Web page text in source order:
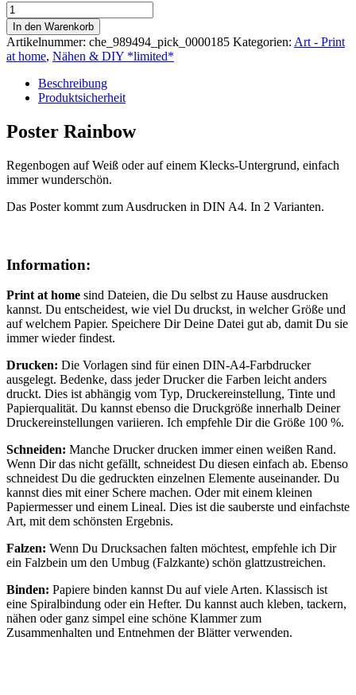
Print
at
home
|
Poster
Rainbow
Menge
In den Warenkorb
Artikelnummer: che_989494_pick_0000185 Kategorien: Art - Print
at home, Nähen & DIY *limited*
Beschreibung
Produktsicherheit
Poster Rainbow
Regenbogen auf Weiß oder auf einem Klecks-Untergrund, einfach
immer wunderschön.
Das Poster kommt zum Ausdrucken in DIN A4. In 2 Varianten.
Information:
Print at home sind Dateien, die Du selbst zu Hause ausdrucken
kannst. Du entscheidest, wie viel Du druckst, in welcher Größe und
auf welchem Papier. Speichere Dir Deine Datei gut ab, damit Du sie
immer wieder findest.
Drucken: Die Vorlagen sind für einen DIN-A4-Farbdrucker
ausgelegt. Bedenke, dass jeder Drucker die Farben leicht anders
druckt. Dies ist abhängig vom Typ, Druckereinstellung, Tinte und
Papierqualität. Du kannst ebenso die Druckgröße innerhalb Deiner
Druckereinstellungen variieren. Ich empfehle Dir die Größe 100 %.
Schneiden: Manche Drucker drucken immer einen weißen Rand.
Wenn Dir das nicht gefällt, schneidest Du diesen einfach ab. Ebenso
schneidest Du die gedruckten einzelnen Elemente auseinander. Du
kannst dies mit einer Schere machen. Oder mit einem kleinen
Papiermesser und einem Lineal. Dies ist die sauberste und einfachste
Art, mit dem schönsten Ergebnis.
Falzen: Wenn Du Drucksachen falten möchtest, empfehle ich Dir
ein Falzbein um den Umbug (Falzkante) schön glattzustreichen.
Binden: Papiere binden kannst Du auf viele Arten. Klassisch ist
eine Spiralbindung oder ein Hefter. Du kannst auch kleben, tackern,
nähen oder ganz simpel eine schöne Klammer zum
Zusammenhalten und Entnehmen der Blätter verwenden.